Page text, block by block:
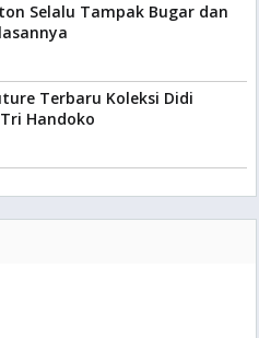
Selalu Tampak Bugar dan
Terbaru Koleksi Didi
Handoko